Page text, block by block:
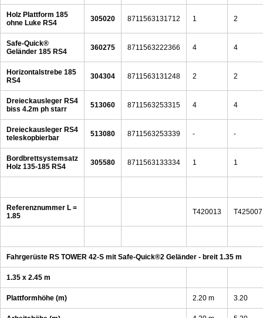
Holz Plattform 185
ohne Luke RS4
305020 8711563131712 1 2
Safe-Quick®
Geländer 185 RS4
360275 8711563222366 4 4
Horizontalstrebe 185
RS4
304304 8711563131248 2 2
Dreieckausleger RS4
biss 4.2m ph starr
513060 8711563253315 4 4
Dreieckausleger RS4
teleskopbierbar
513080 8711563253339 - -
Bordbrettsystemsatz
Holz 135-185 RS4
305580 8711563133334 1 1
Referenznummer L =
1.85
T420013 T425007
Fahrgerüste RS TOWER 42-S mit Safe-Quick®2 Geländer - breit 1.35 m
1.35 x 2.45 m
Plattformhöhe (m) 2.20 m 3.20